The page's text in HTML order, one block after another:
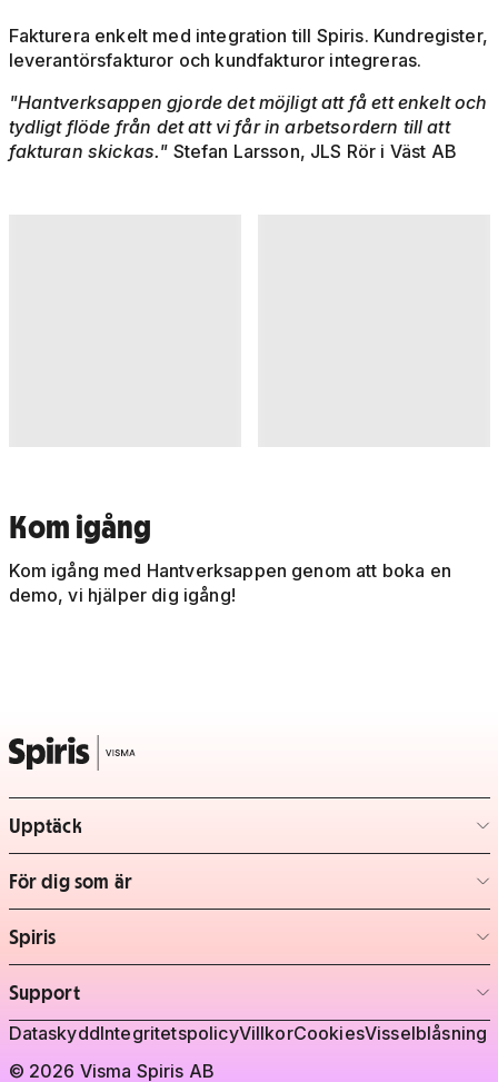
Fakturera enkelt med integration till Spiris. Kundregister,
leverantörsfakturor och kundfakturor integreras.
"Hantverksappen gjorde det möjligt att få ett enkelt och
tydligt flöde från det att vi får in arbetsordern till att
fakturan skickas." Stefan Larsson, JLS Rör i Väst AB
Kom igång
Kom igång med Hantverksappen genom att boka en
demo, vi hjälper dig igång!
Upptäck
– klicka för att expandera lista
För dig som är
– klicka för att expandera lista
Spiris
– klicka för att expandera lista
Support
– klicka för att expandera lista
Juridisk information
DataskyddIntegritetspolicyVillkorCookiesVisselblåsning
© 2026 Visma Spiris AB